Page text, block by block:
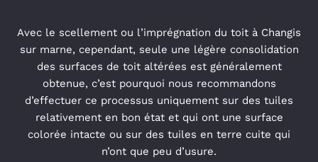
Avec le scellement ou l’imprégnation du toit à Changis
sur marne, cependant, seule une légère consolidation
des surfaces de toit altérées est généralement
obtenue, c’est pourquoi nous recommandons
d’effectuer ce processus uniquement sur des tuiles
relativement en bon état et qui ont une surface
colorée intacte ou sur des tuiles en terre cuite qui
n’ont que peu d’usure.